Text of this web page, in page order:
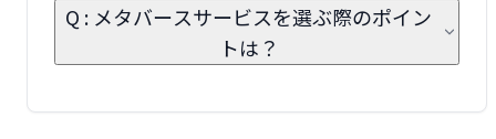
Q : メタバースサービスを選ぶ際のポイン
トは？